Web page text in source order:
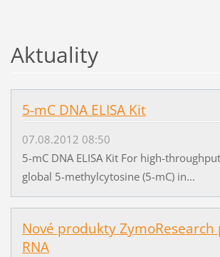
Aktuality
5-mC DNA ELISA Kit
07.08.2012 08:50
5-mC DNA ELISA Kit For high-
global 5-methylcytosine (5-mC) in...
Nové produkty ZymoResearch
RNA